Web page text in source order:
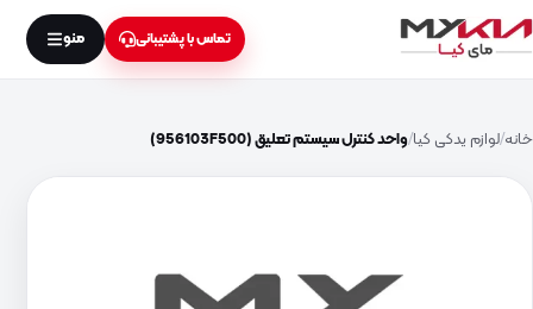
تماس با پشتیبانی منو
خانه لوازم یدکی کیا واحد کنترل سیستم تعلیق (956103F500)